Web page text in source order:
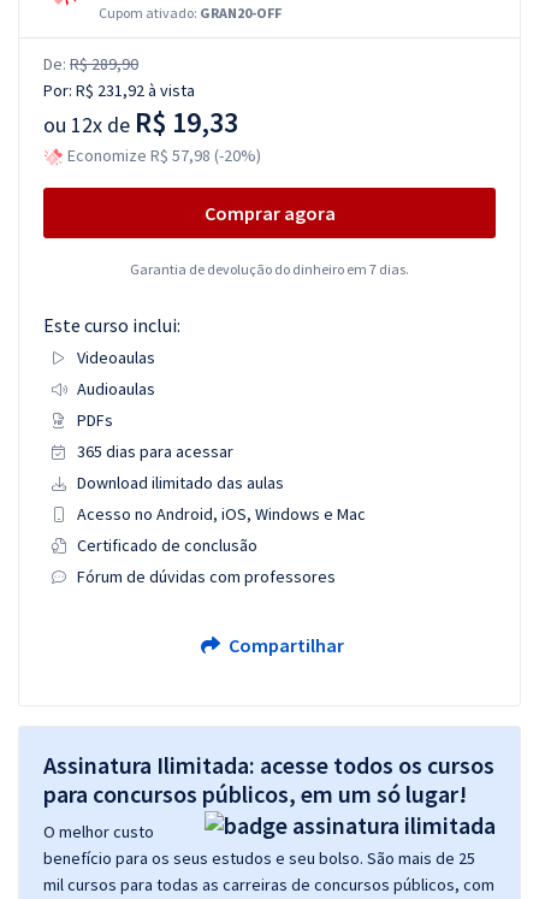
Cupom ativado: GRAN20-OFF
De: R$ 289,90
Por: R$ 231,92à vista
ou 12x de R$ 19,33
Economize R$ 57,98 (-20%)
Comprar agora
Garantia de devolução do dinheiro em 7 dias.
Este curso inclui:
Videoaulas
Audioaulas
PDFs
365 dias para acessar
Download ilimitado das aulas
Acesso no Android, iOS, Windows e Mac
Certificado de conclusão
Fórum de dúvidas com professores
Compartilhar
Assinatura Ilimitada: acesse todos os cursos
para concursos públicos, em um só lugar!
O melhor custo
benefício para os seus estudos e seu bolso. São mais de 25
mil cursos para todas as carreiras de concursos públicos, com